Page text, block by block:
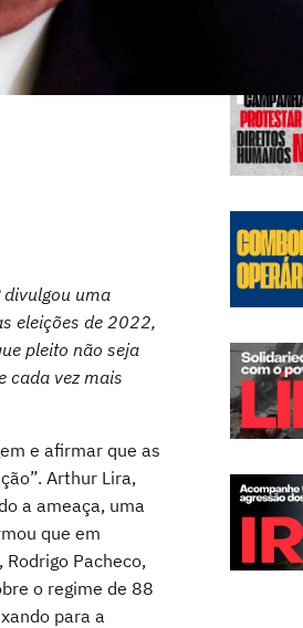
uma
eleições de 2022,
pleito não seja
cada vez mais
e afirmar que as
Arthur Lira,
a ameaça, uma
que em
Pacheco,
o regime de 88
para a